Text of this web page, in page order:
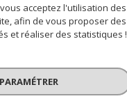
réservés
acceptez l'utilisation des
afin de vous proposer des
et réaliser des statistiques !
PARAMÉTRER